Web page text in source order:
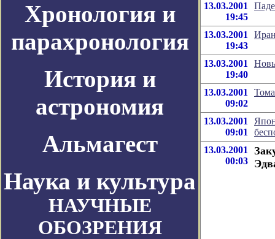
Хронология и
парахронология
История и
астрономия
Альмагест
Наука и культура
НАУЧНЫЕ
ОБОЗРЕНИЯ
13.03.2001
19:45
13.03.2001
19:43
13.03.2001
19:40
13.03.2001
09:02
13.03.2001
09:01
13.03.2001
00:03